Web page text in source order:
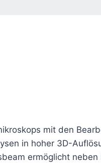
mit den
in hoher 3D-
ermöglicht neben